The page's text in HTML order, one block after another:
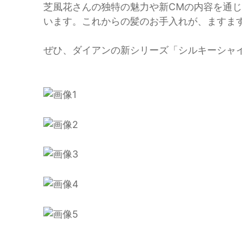
芝風花さんの独特の魅力や新CMの内容を通
います。これからの髪のお手入れが、ますま
ぜひ、ダイアンの新シリーズ「シルキーシャ